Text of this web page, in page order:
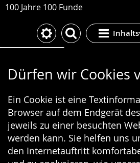
100 Jahre 100 Funde
Cookie-
Dürfen wir Cookies
Ein Cookie ist eine
Browser auf dem Endgerät
jeweils zu einer besuchten
werden kann. Sie helfen uns
den Internetauftritt